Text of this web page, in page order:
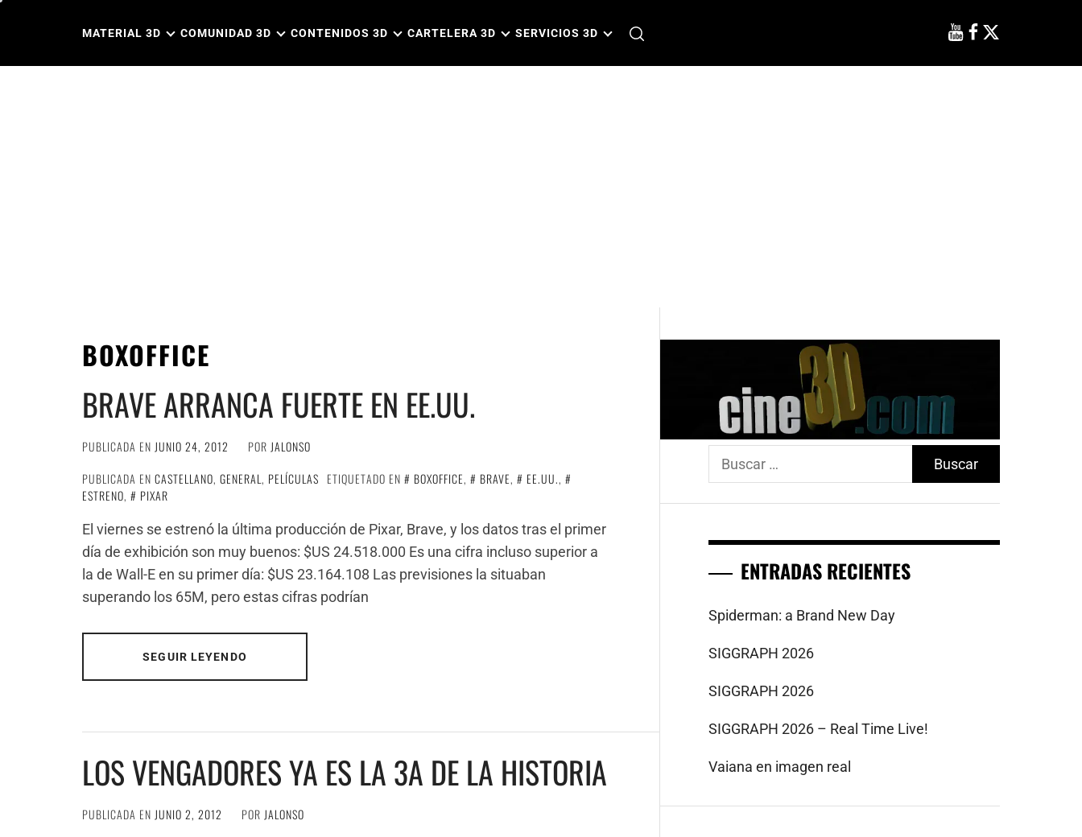
MATERIAL 3D COMUNIDAD 3D CONTENIDOS 3D CARTELERA 3D SERVICIOS 3D
BOXOFFICE
BRAVE ARRANCA FUERTE EN EE.UU.
PUBLICADA EN JUNIO 24, 2012 POR JALONSO
PUBLICADA EN CASTELLANO, GENERAL, PELÍCULAS ETIQUETADO EN BOXOFFICE, BRAVE, EE.UU.,
ESTRENO,
PIXAR
El viernes se estrenó la última producción de Pixar, Brave, y los datos tras el primer
día de exhibición son muy buenos: $US 24.518.000 Es una cifra incluso superior a
la de Wall-E en su primer día: $US 23.164.108 Las previsiones la situaban
superando los 65M, pero estas cifras podrían
SEGUIR LEYENDO
LOS VENGADORES YA ES LA 3A DE LA HISTORIA
PUBLICADA EN JUNIO 2, 2012 POR JALONSO
Buscar:
ENTRADAS RECIENTES
Spiderman: a Brand New Day
SIGGRAPH 2026
SIGGRAPH 2026
SIGGRAPH 2026 – Real Time Live!
Vaiana en imagen real